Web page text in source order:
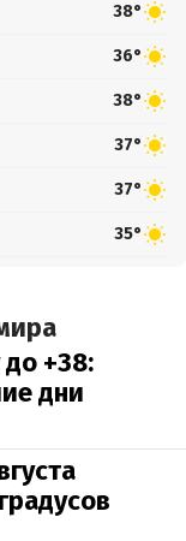
38°
36°
38°
37°
37°
35°
+38:
дни